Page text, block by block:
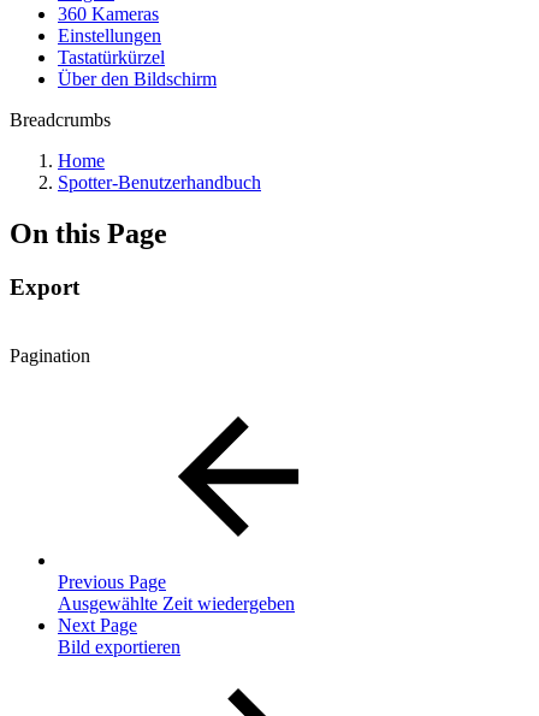
360 Kameras
Einstellungen
Tastatürkürzel
Über den Bildschirm
Breadcrumbs
Home
Spotter-Benutzerhandbuch
On this Page
Export
Pagination
Previous Page
Ausgewählte Zeit wiedergeben
Next Page
Bild exportieren